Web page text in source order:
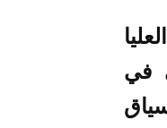
في